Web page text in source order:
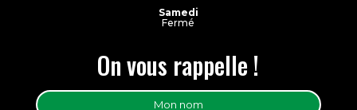
Samedi
Fermé
On vous rappelle !